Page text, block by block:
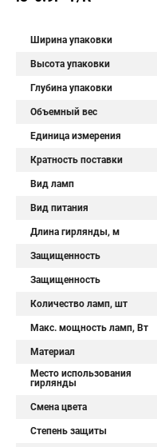
Ширина упаковки
Высота упаковки
Глубина упаковки
Объемный вес
Единица измерения
Кратность поставки
Вид ламп
Вид питания
Длина гирлянды, м
Защищенность
Защищенность
Количество ламп, шт
Макс. мощность ламп, Вт
Материал
Место использования
гирлянды
Смена цвета
Степень защиты